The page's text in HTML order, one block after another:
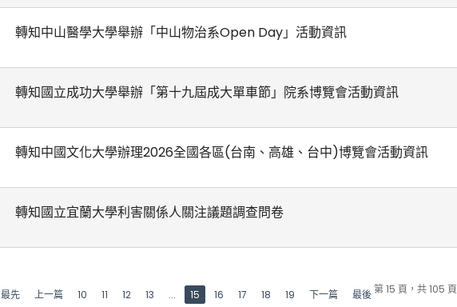
轉知中山醫學大學舉辦「中山物治系Open Day」活動資訊
轉知國立成功大學舉辦「第十九屆成大單車節」院系博覽會活動資訊
轉知中國文化大學辦理2026全國各區(台南、高雄、台中)博覽會活動資訊
轉知國立宜蘭大學利害關係人關注議題調查問卷
第 15 頁，共 105 頁
最先 上一篇 10 11 12 13 ... 15 16 17 18 19 下一篇 最後